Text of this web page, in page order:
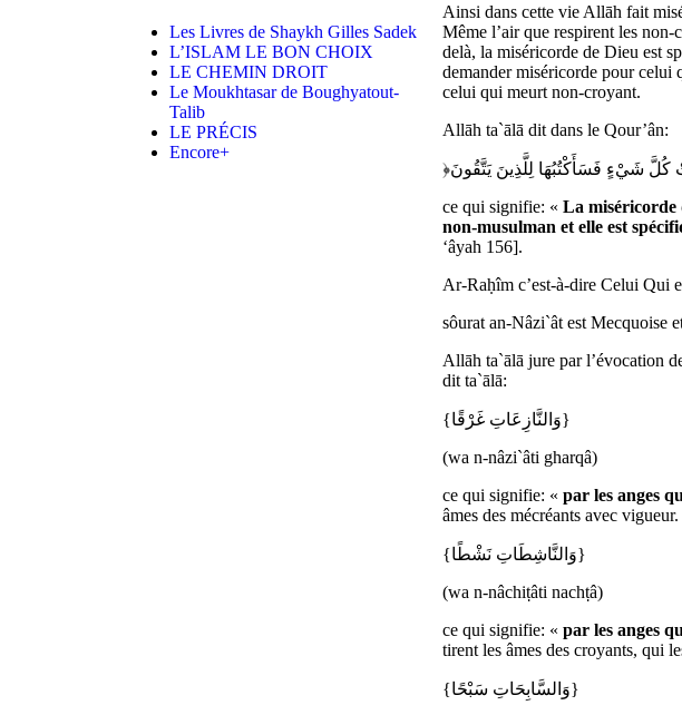
Les Livres de Shaykh Gilles Sadek
L’ISLAM LE BON CHOIX
LE CHEMIN DROIT
Le Moukhtasar de Boughyatout-
Talib
LE PRÉCIS
Encore+
Ainsi dans cette vie Allāh fait
Même l’air que respirent les non-
delà, la miséricorde de Dieu est
demander miséricorde pour celui
celui qui meurt non-croyant.
Allāh ta`ālā dit dans le Qour’ân:
ce qui signifie: « La miséricorde
non-musulman et elle est
‘âyah 156].
Ar-Raḥîm c’est-à-dire Celui Qui
sôurat an-Nâzi`ât est Mecquoise
Allāh ta`ālā jure par l’évocation
dit ta`ālā:
{وَالنَّازِعَاتِ غَرْقًا}
(wa n-nâzi`âti gharqâ)
ce qui signifie: « par les anges
âmes des mécréants avec vigueur.
{وَالنَّاشِطَاتِ نَشْطًا}
(wa n-nâchiṭâti nachṭâ)
ce qui signifie: « par les anges
tirent les âmes des croyants, qui
{وَالسَّابِحَاتِ سَبْحًا}